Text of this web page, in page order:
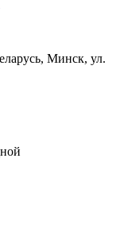
Минск, ул.